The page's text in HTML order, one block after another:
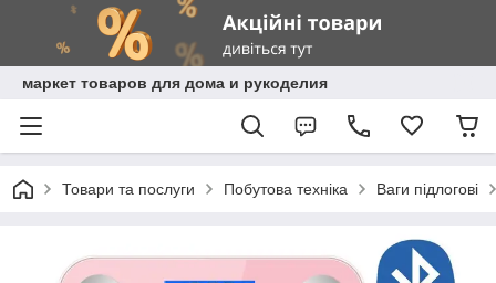
маркет товаров для дома и рукоделия
Товари та послуги Побутова техніка Ваги підлогові